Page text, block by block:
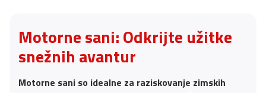
Motorne sani: Odkrijte užitke
snežnih avantur
Motorne sani so idealne za raziskovanje zimskih